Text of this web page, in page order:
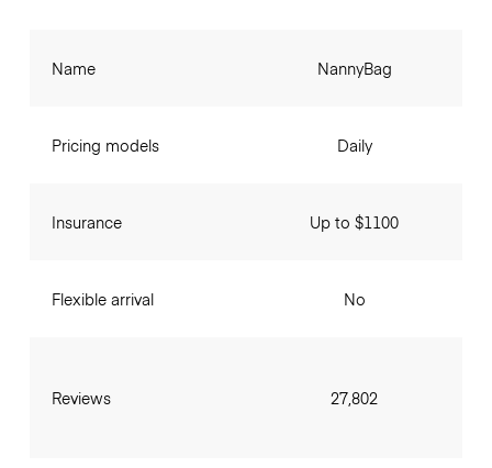
Name
Pricing models
Insurance
Flexible arrival
Reviews
NannyBag
Daily
Up to $1100
No
27,802